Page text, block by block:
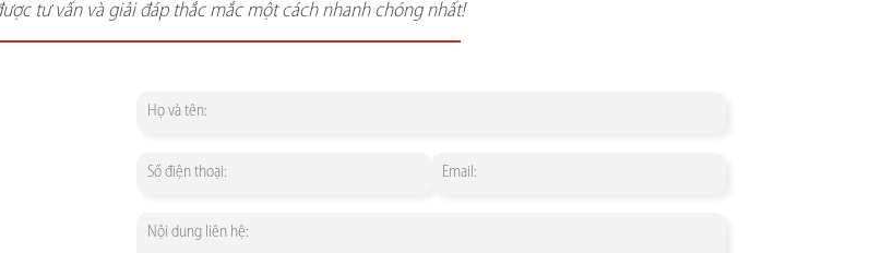
tư vấn và giải đáp thắc mắc một cách nhanh chóng nhất!